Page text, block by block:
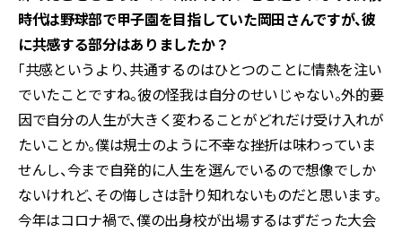
時代は野球部で甲子園を目指していた岡田さんですが、彼
に共感する部分はありましたか？
「共感というより、共通するのはひとつのことに情熱を注い
でいたことですね。彼の怪我は自分のせいじゃない。外的要
因で自分の人生が大きく変わることがどれだけ受け入れが
たいことか。僕は規士のように不幸な挫折は味わっていま
せんし、今まで自発的に人生を選んでいるので想像でしか
ないけれど、その悔しさは計り知れないものだと思います。
今年はコロナ禍で、僕の出身校が出場するはずだった大会